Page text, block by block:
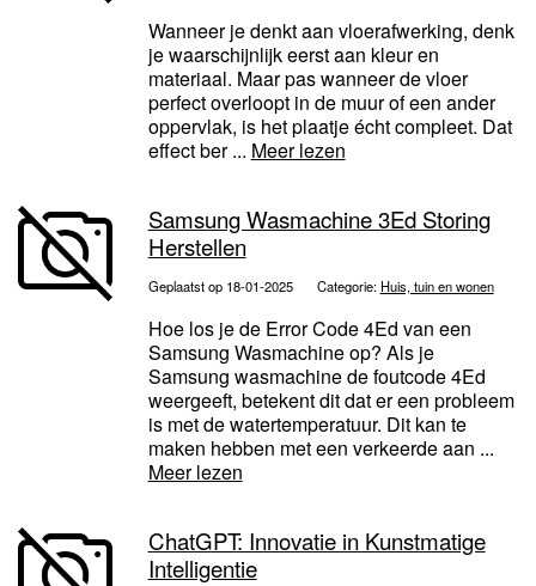
Wanneer je denkt aan vloerafwerking, denk
je waarschijnlijk eerst aan kleur en
materiaal. Maar pas wanneer de vloer
perfect overloopt in de muur of een ander
oppervlak, is het plaatje écht compleet. Dat
effect ber ... Meer lezen
Samsung Wasmachine 3Ed Storing
Herstellen
Geplaatst op 18-01-2025 Categorie: Huis, tuin en wonen
Hoe los je de Error Code 4Ed van een
Samsung Wasmachine op? Als je
Samsung wasmachine de foutcode 4Ed
weergeeft, betekent dit dat er een probleem
is met de watertemperatuur. Dit kan te
maken hebben met een verkeerde aan ...
Meer lezen
ChatGPT: Innovatie in Kunstmatige
Intelligentie